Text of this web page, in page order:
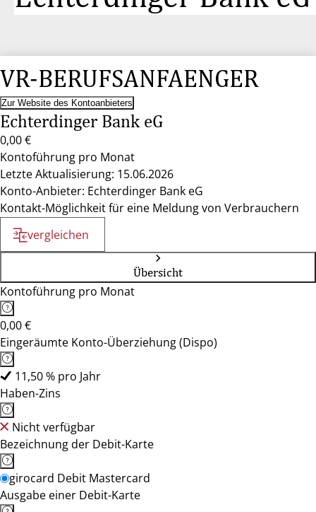
VR-BERUFSANFAENGER
Zur Website des Kontoanbieters
Echterdinger Bank eG
0,00 €
Kontoführung pro Monat
Letzte Aktualisierung: 15.06.2026
Konto-Anbieter: Echterdinger Bank eG
Kontakt-Möglichkeit für eine Meldung von Verbrauchern
vergleichen
Übersicht
Kontoführung pro Monat
0,00 €
Eingeräumte Konto-Überziehung (Dispo)
11,50 % pro Jahr
Haben-Zins
Nicht verfügbar
Bezeichnung der Debit-Karte
girocard Debit Mastercard
Ausgabe einer Debit-Karte